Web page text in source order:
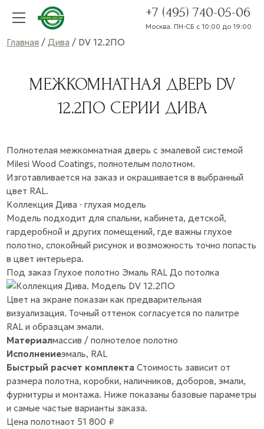
+7 (495) 740-05-06
Москва. ПН-СБ с 10:00 до 19:00
Главная /Дива / DV 12.2ПО
МЕЖКОМНАТНАЯ ДВЕРЬ DV
12.2ПО СЕРИИ ДИВА
Полнотелая межкомнатная дверь с эмалевой системой
Milesi Wood Coatings, полнотелым полотном.
Изготавливается на заказ и окрашивается в выбранный
цвет RAL.
Коллекция Дива · глухая модель
Модель подходит для спальни, кабинета, детской,
гардеробной и других помещений, где важны глухое
полотно, спокойный рисунок и возможность точно попасть
в цвет интерьера.
Под заказ Глухое полотно Эмаль RAL До потолка
Цвет на экране показан как предварительная
визуализация. Точный оттенок согласуется по палитре
RAL и образцам эмали.
Материалмассив / полнотелое полотно
Исполнениеэмаль, RAL
Быстрый расчет комплекта Стоимость зависит от
размера полотна, коробки, наличников, доборов, эмали,
фурнитуры и монтажа. Ниже показаны базовые параметры
и самые частые варианты заказа.
Цена полотнаот 51 800 ₽